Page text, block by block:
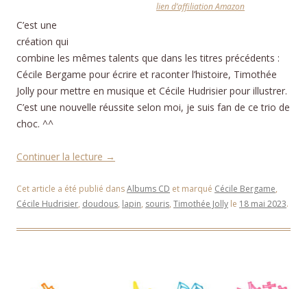
lien d’affiliation Amazon
C’est une
création qui
combine les mêmes talents que dans les titres précédents :
Cécile Bergame pour écrire et raconter l’histoire, Timothée
Jolly pour mettre en musique et Cécile Hudrisier pour illustrer.
C’est une nouvelle réussite selon moi, je suis fan de ce trio de
choc. ^^
Continuer la lecture →
Cet article a été publié dansAlbums CD et marqué Cécile Bergame,
Cécile Hudrisier, doudous, lapin, souris, Timothée Jolly le 18 mai 2023.